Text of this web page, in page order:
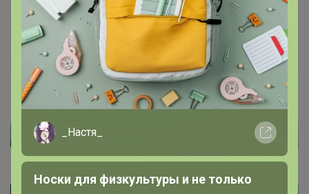
_Настя_
Носки для физкультуры и не только